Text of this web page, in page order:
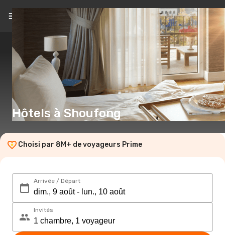
FR(€)
Hôtels à Shoufong
Choisi par 8M+ de voyageurs Prime
Arrivée / Départ
Invités